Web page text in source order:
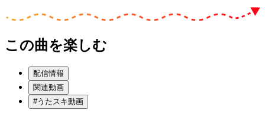
この曲を楽しむ
配信情報
関連動画
#うたスキ動画